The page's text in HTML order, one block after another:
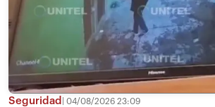
Seguridad 04/08/2026 23:09